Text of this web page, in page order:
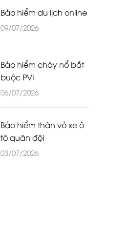
Bảo hiểm du lịch online
09/07/2026
Bảo hiểm cháy nổ bắt
buộc PVI
06/07/2026
Bảo hiểm thân vỏ xe ô
tô quân đội
03/07/2026